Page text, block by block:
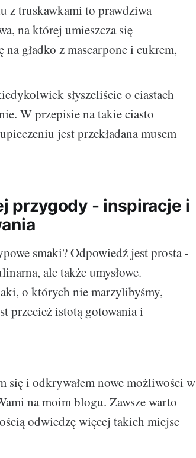
z truskawkami to prawdziwa
na której umieszcza się
gładko z mascarpone i cukrem,
słyszeliście o ciastach
W przepisie na takie ciasto
jest przekładana musem
przygody - inspiracje i
smaki? Odpowiedź jest prosta -
ale także umysłowe.
o których nie marzylibyśmy,
przecież istotą gotowania i
się i odkrywałem nowe możliwości w
na moim blogu. Zawsze warto
odwiedzę więcej takich miejsc